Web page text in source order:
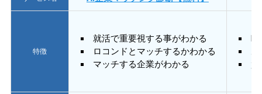
特徴
就活で重要視する事がわかる
ロコンドとマッチするかわかる
マッチする企業がわかる
質